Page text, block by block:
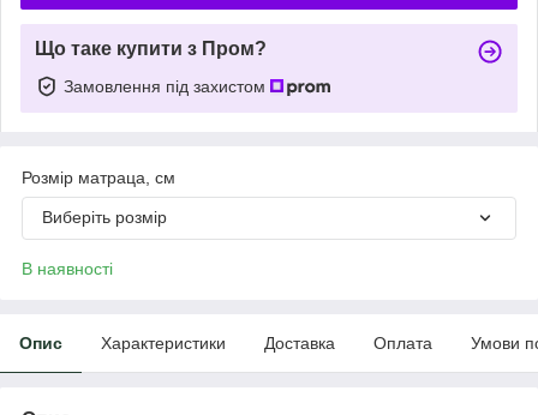
Що таке купити з Пром?
Замовлення під захистом
Розмір матраца, см
Виберіть розмір
В наявності
Опис Характеристики Доставка Оплата Умови